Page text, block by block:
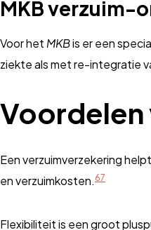
MKB verzuim-
Voor het MKBis er een
ziekte als met re-integratie
Voordelen
Een verzuimverzekering
en verzuimkosten. 67
Flexibiliteit is een groot